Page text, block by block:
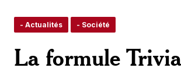
- Actualités - Société
La formule